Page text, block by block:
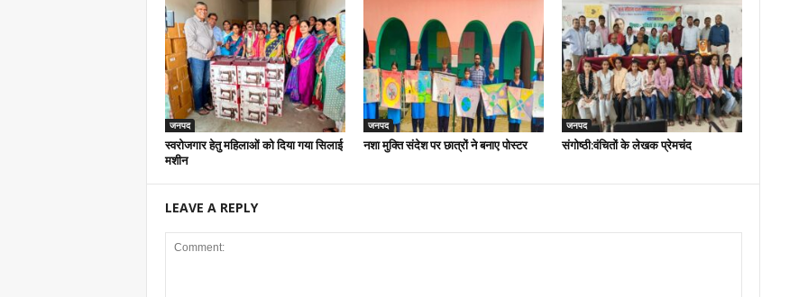
जनपद
स्वरोजगार हेतु महिलाओं को दिया गया सिलाई
मशीन
जनपद
नशा मुक्ति संदेश पर छात्रों ने बनाए पोस्टर
जनपद
संगोष्ठी:वंचितों के लेखक प्रेमचंद
LEAVE A REPLY